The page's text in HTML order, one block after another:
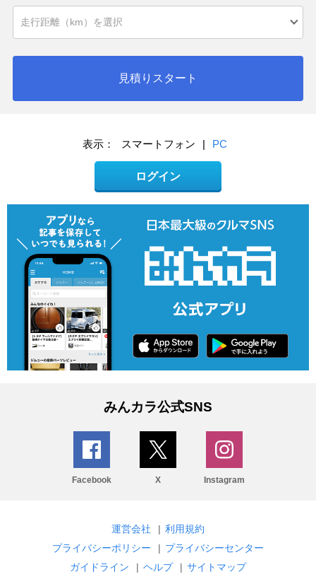
見積りスタート
表示： スマートフォン PC
ログイン
みんカラ公式SNS
Facebook X Instagram
運営会社 | 利用規約
プライバシーポリシー
| プライバシーセンター
ガイドライン
| ヘルプ | サイトマップ